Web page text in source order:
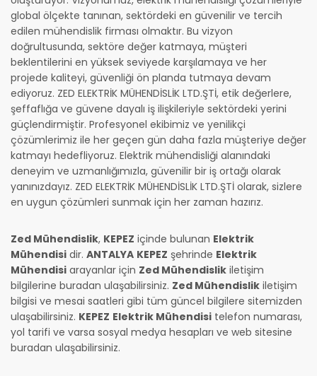
global ölçekte tanınan, sektördeki en güvenilir ve tercih
edilen mühendislik firması olmaktır. Bu vizyon
doğrultusunda, sektöre değer katmaya, müşteri
beklentilerini en yüksek seviyede karşılamaya ve her
projede kaliteyi, güvenliği ön planda tutmaya devam
ediyoruz. ZED ELEKTRİK MÜHENDİSLİK LTD.ŞTİ, etik değerlere,
şeffaflığa ve güvene dayalı iş ilişkileriyle sektördeki yerini
güçlendirmiştir. Profesyonel ekibimiz ve yenilikçi
çözümlerimiz ile her geçen gün daha fazla müşteriye değer
katmayı hedefliyoruz. Elektrik mühendisliği alanındaki
deneyim ve uzmanlığımızla, güvenilir bir iş ortağı olarak
yanınızdayız. ZED ELEKTRİK MÜHENDİSLİK LTD.ŞTİ olarak, sizlere
en uygun çözümleri sunmak için her zaman hazırız.
Zed Mühendislik, KEPEZ içinde bulunan Elektrik
Mühendisi dir. ANTALYA KEPEZ şehrinde Elektrik
Mühendisi arayanlar için Zed Mühendislik iletişim
bilgilerine buradan ulaşabilirsiniz. Zed Mühendislik iletişim
bilgisi ve mesai saatleri gibi tüm güncel bilgilere sitemizden
ulaşabilirsiniz. KEPEZ Elektrik Mühendisi telefon numarası,
yol tarifi ve varsa sosyal medya hesapları ve web sitesine
buradan ulaşabilirsiniz.